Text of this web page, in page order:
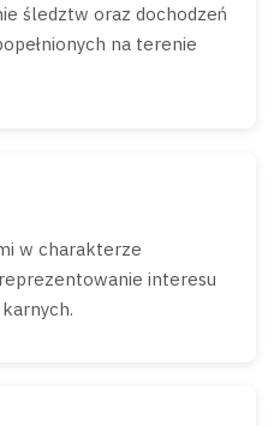
śledztw oraz dochodzeń
na terenie
w charakterze
interesu